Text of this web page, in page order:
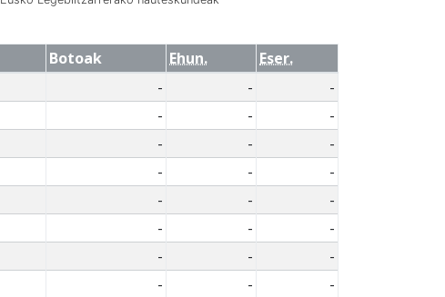
Botoak Ehun.
Eser.
- -
-
- -
-
- -
-
- -
-
- -
-
- -
-
- -
-
- -
-